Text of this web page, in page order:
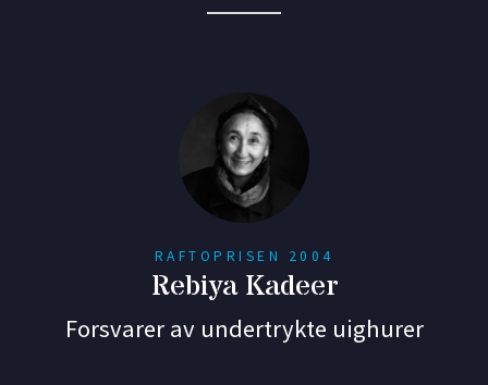
RAFTOPRISEN 2004
Rebiya Kadeer
Forsvarer av undertrykte uighurer